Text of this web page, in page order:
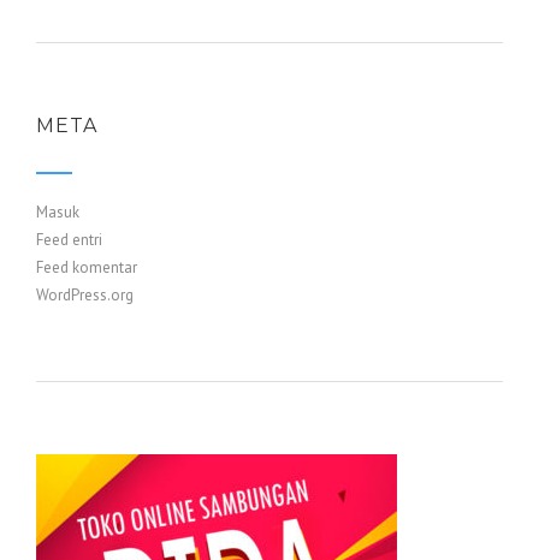
META
Masuk
Feed entri
Feed komentar
WordPress.org